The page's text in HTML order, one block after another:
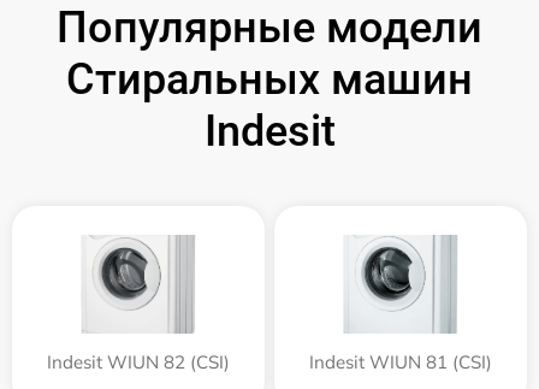
Популярные модели
Стиральных машин
Indesit
Indesit WIUN 82 (CSI) Indesit WIUN 81 (CSI)